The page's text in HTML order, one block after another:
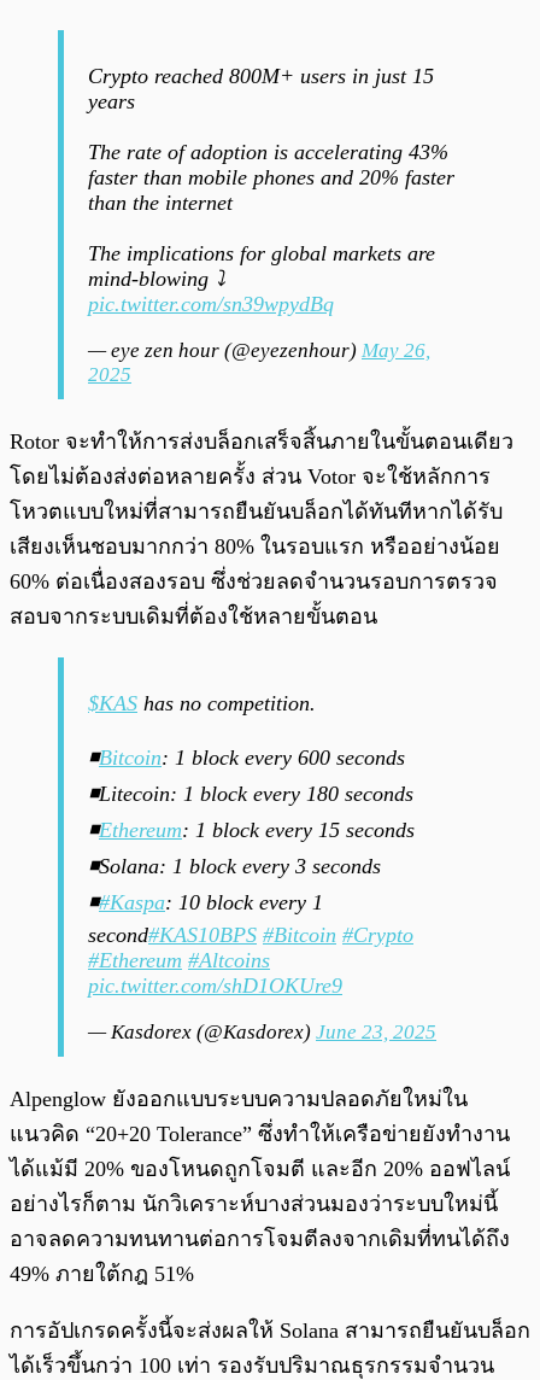
Crypto reached 800M+ users in just 15
years
The rate of adoption is accelerating 43%
faster than mobile phones and 20% faster
than the internet
The implications for global markets are
mind-blowing ⤵️
pic.twitter.com/sn39wpydBq
— eye zen hour (@eyezenhour) May 26,
2025
Rotor จะทำให้การส่งบล็อกเสร็จสิ้นภายในขั้นตอนเดียว
โดยไม่ต้องส่งต่อหลายครั้ง ส่วน Votor จะใช้หลักการ
โหวตแบบใหม่ที่สามารถยืนยันบล็อกได้ทันทีหากได้รับ
เสียงเห็นชอบมากกว่า 80% ในรอบแรก หรืออย่างน้อย
60% ต่อเนื่องสองรอบ ซึ่งช่วยลดจำนวนรอบการตรวจ
สอบจากระบบเดิมที่ต้องใช้หลายขั้นตอน
$KAS has no competition.
◾Bitcoin: 1 block every 600 seconds
◾Litecoin: 1 block every 180 seconds
◾Ethereum: 1 block every 15 seconds
◾Solana: 1 block every 3 seconds
◾#Kaspa: 10 block every 1
second#KAS10BPS #Bitcoin #Crypto
#Ethereum #Altcoins
pic.twitter.com/shD1OKUre9
— Kasdorex (@Kasdorex) June 23, 2025
Alpenglow ยังออกแบบระบบความปลอดภัยใหม่ใน
แนวคิด “20+20 Tolerance” ซึ่งทำให้เครือข่ายยังทำงาน
ได้แม้มี 20% ของโหนดถูกโจมตี และอีก 20% ออฟไลน์
อย่างไรก็ตาม นักวิเคราะห์บางส่วนมองว่าระบบใหม่นี้
อาจลดความทนทานต่อการโจมตีลงจากเดิมที่ทนได้ถึง
49% ภายใต้กฎ 51%
การอัปเกรดครั้งนี้จะส่งผลให้ Solana สามารถยืนยันบล็อก
ได้เร็วขึ้นกว่า 100 เท่า รองรับปริมาณธุรกรรมจำนวน